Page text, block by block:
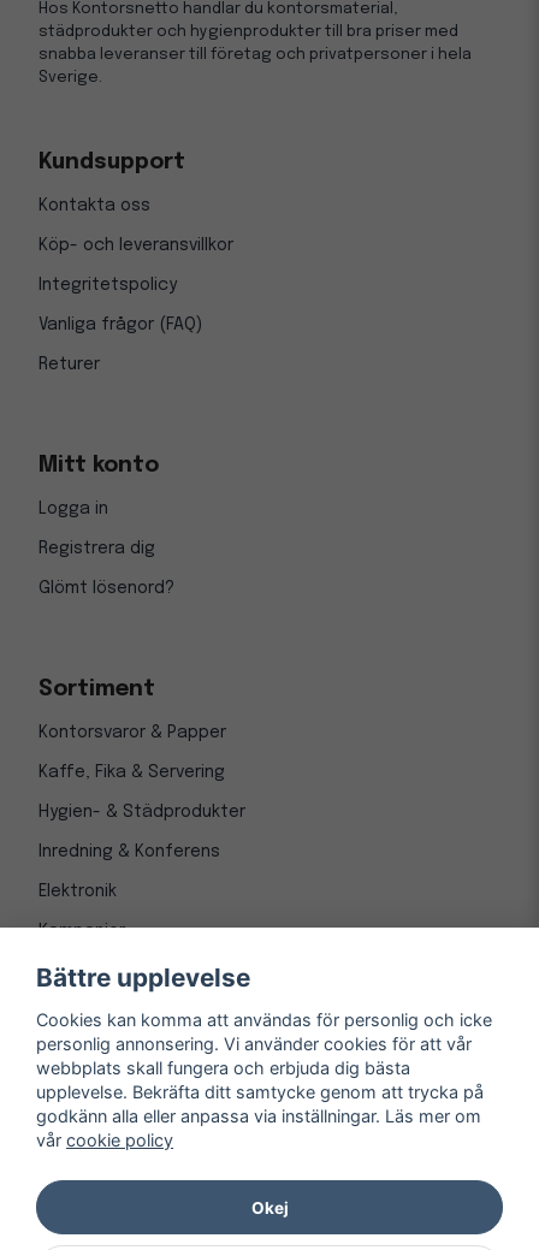
Hos Kontorsnetto handlar du kontorsmaterial,
städprodukter och hygienprodukter till bra priser med
snabba leveranser till företag och privatpersoner i hela
Sverige.
Kundsupport
Kontakta oss
Köp- och leveransvillkor
Integritetspolicy
Vanliga frågor (FAQ)
Returer
Mitt konto
Logga in
Registrera dig
Glömt lösenord?
Sortiment
Kontorsvaror & Papper
Kaffe, Fika & Servering
Hygien- & Städprodukter
Inredning & Konferens
Elektronik
Kampanjer
© Copyright 1997-2026
Bättre upplevelse
Cookies kan komma att användas för personlig och icke
personlig annonsering. Vi använder cookies för att vår
webbplats skall fungera och erbjuda dig bästa
upplevelse. Bekräfta ditt samtycke genom att trycka på
godkänn alla eller anpassa via inställningar. Läs mer om
vår cookie policy
Okej